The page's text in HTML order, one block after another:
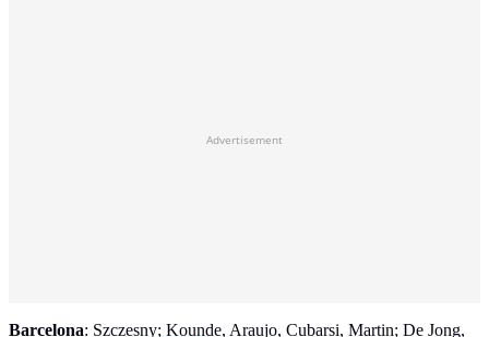
Advertisement
Barcelona: Szczesny; Kounde, Araujo, Cubarsi, Martin; De Jong,